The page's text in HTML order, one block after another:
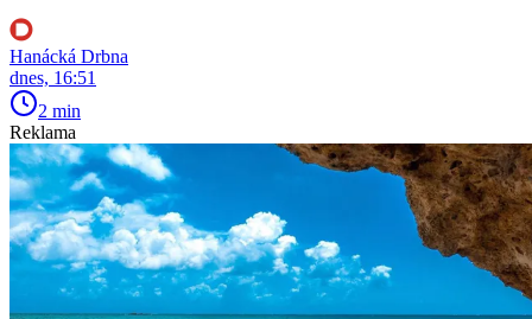
Hanácká Drbna
dnes, 16:51
2 min
Reklama